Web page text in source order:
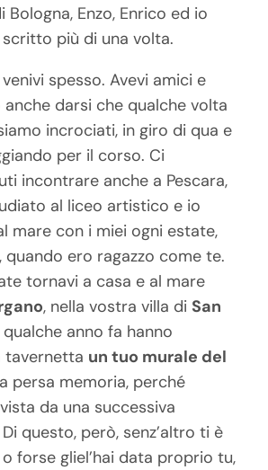
Bologna, Enzo, Enrico ed io
più di una volta.
spesso. Avevi amici e
anche darsi che qualche volta
incrociati, in giro di qua e
per il corso. Ci
incontrare anche a Pescara,
al liceo artistico e io
mare con i miei ogni estate,
quando ero ragazzo come te.
tornavi a casa e al mare
, nella vostra villa di San
anno fa hanno
tavernetta un tuo murale del
persa memoria, perché
da una successiva
questo, però, senz’altro ti è
forse gliel’hai data proprio tu,